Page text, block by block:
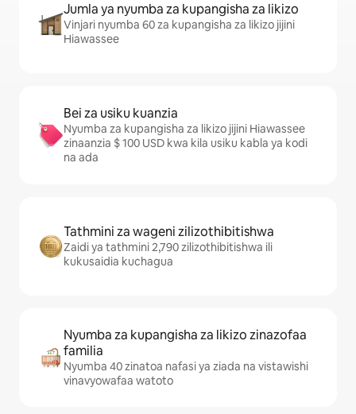
Jumla ya nyumba za kupangisha za likizo
Vinjari nyumba 60 za kupangisha za likizo jijini
Hiawassee
Bei za usiku kuanzia
Nyumba za kupangisha za likizo jijini Hiawassee
zinaanzia $ 100 USD kwa kila usiku kabla ya kodi
na ada
Tathmini za wageni zilizothibitishwa
Zaidi ya tathmini 2,790 zilizothibitishwa ili
kukusaidia kuchagua
Nyumba za kupangisha za likizo zinazofaa
familia
Nyumba 40 zinatoa nafasi ya ziada na vistawishi
vinavyowafaa watoto